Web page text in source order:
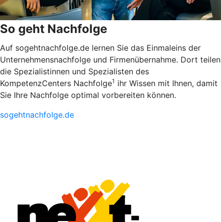
So geht Nachfolge
Auf sogehtnachfolge.de lernen Sie das Einmaleins der
Unternehmensnachfolge und Firmenübernahme. Dort teilen
die Spezialistinnen und Spezialisten des
KompetenzCenters Nachfolge1 ihr Wissen mit Ihnen, damit
Sie Ihre Nachfolge optimal vorbereiten können.
sogehtnachfolge.de